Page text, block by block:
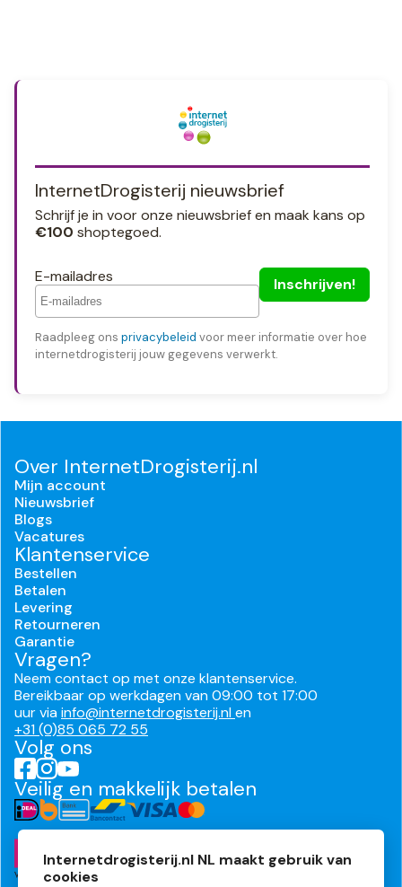
InternetDrogisterij nieuwsbrief
Schrijf je in voor onze nieuwsbrief en maak kans op
€100 shoptegoed.
E-mailadres
Raadpleeg ons privacybeleid voor meer informatie over hoe
internetdrogisterij jouw gegevens verwerkt.
Over InternetDrogisterij.nl
Mijn account
Nieuwsbrief
Blogs
Vacatures
Klantenservice
Bestellen
Betalen
Levering
Retourneren
Garantie
Vragen?
Neem contact op met onze klantenservice.
Bereikbaar op werkdagen van 09:00 tot 17:00
uur viainfo@internetdrogisterij.nlen
+31 (0)85 065 72 55
Volg ons
Veilig en makkelijk betalen
Internetdrogisterij.nl NL maakt gebruik van
cookies